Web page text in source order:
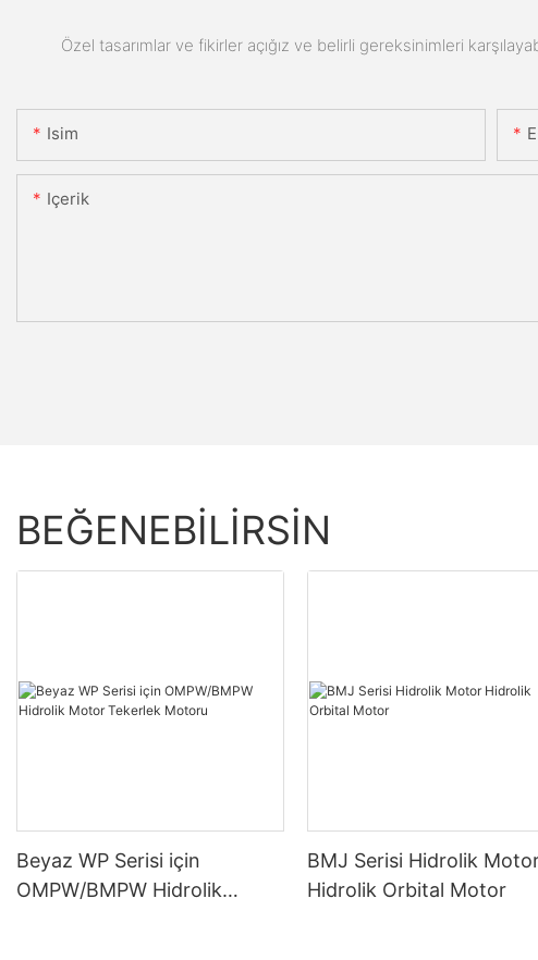
Özel tasarımlar ve fikirler açığız ve belirli gereksinimleri
Isim
Içerik
BEĞENEBILIRSIN
Beyaz WP Serisi için
OMPW/BMPW Hidrolik
BMJ Serisi Hidrolik
Hidrolik Orbital Motor